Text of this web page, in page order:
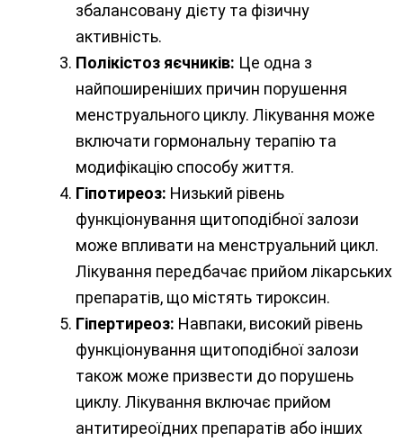
збалансовану дієту та фізичну
активність.
Полікістоз яєчників: Це одна з
найпоширеніших причин порушення
менструального циклу. Лікування може
включати гормональну терапію та
модифікацію способу життя.
Гіпотиреоз: Низький рівень
функціонування щитоподібної залози
може впливати на менструальний цикл.
Лікування передбачає прийом лікарських
препаратів, що містять тироксин.
Гіпертиреоз: Навпаки, високий рівень
функціонування щитоподібної залози
також може призвести до порушень
циклу. Лікування включає прийом
антитиреоїдних препаратів або інших